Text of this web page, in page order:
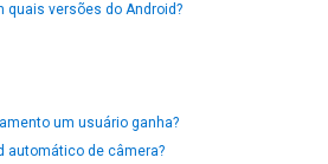
quais versões do Android?
um usuário ganha?
automático de câmera?